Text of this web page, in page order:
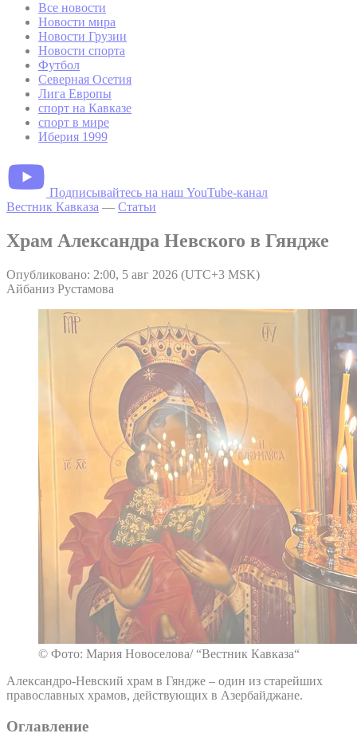
Все новости
Новости мира
Новости Грузии
Новости спорта
Футбол
Северная Осетия
Лига Европы
спорт на Кавказе
спорт в мире
Иберия 1999
Подписывайтесь на наш YouTube-канал
Вестник Кавказа — Статьи
Храм Александра Невского в Гяндже
Опубликовано: 2:00, 5 авг 2026 (UTC+3 MSK)
Айбаниз Рустамова
© Фото: Мария Новоселова/ “Вестник Кавказа“
Александро-Невский храм в Гяндже – один из старейших
православных храмов, действующих в Азербайджане.
Оглавление